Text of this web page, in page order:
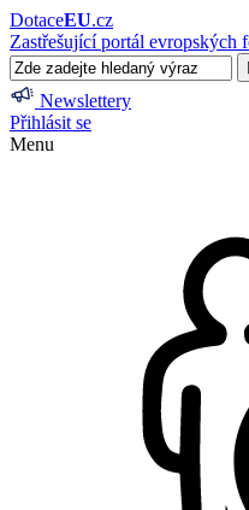
DotaceEU.cz
Zastřešující portál evropských
Newslettery
Přihlásit se
Menu